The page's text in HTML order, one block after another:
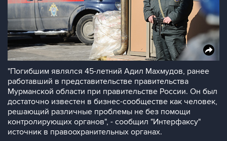
"Погибшим являлся 45-летний Адил Махмудов, ранее
работавший в представительстве правительства
Мурманской области при правительстве России. Он был
достаточно известен в бизнес-сообществе как человек,
решающий различные проблемы не без помощи
контролирующих органов", - сообщил "Интерфаксу"
источник в правоохранительных органах.